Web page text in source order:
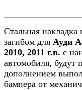
Стальная накладка
загибом для Ауди
2010, 2011 г.в. с
автомобиля,
дополнением
бампера от